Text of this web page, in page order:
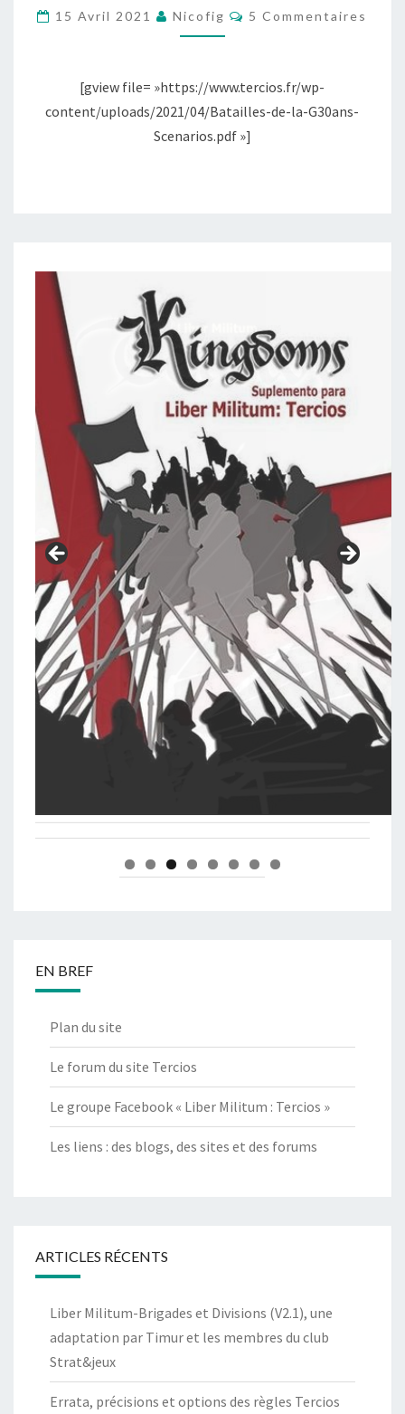
DE
TRENTE
PAR
STÉPHANE
THION
15 Avril 2021 Nicofig Commentaires
5 Commentaires
[gview file= »https://www.tercios.fr/wp-
content/uploads/2021/04/Batailles-de-la-G30ans-
Scenarios.pdf »]
EN BREF
Plan du site
Le forum du site Tercios
Le groupe Facebook « Liber Militum : Tercios »
Les liens : des blogs, des sites et des forums
ARTICLES RÉCENTS
Liber Militum-Brigades et Divisions (V2.1), une
adaptation par Timur et les membres du club
Strat&jeux
Errata, précisions et options des règles Tercios